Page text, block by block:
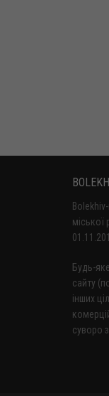
міської
Будь-
сайту
інших
суворо